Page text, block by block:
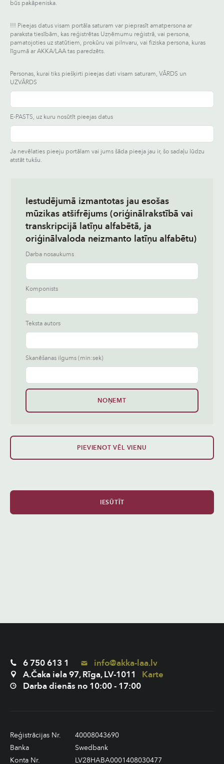
būs pakāpeniska.
!!! Pieejas datus visam portāla saturam var pieprasīt amatpersona ar
paraksta tiesībām, kas reģistrētas Uzņēmumu reģistrā, vai persona,
pamatojoties uz statūtiem, prokūru vai pilnvaru, vai fiziska persona, kuras
līgumā ar AKKA/LAA tas paredzēts.
Personas, kurai tiks piešķirti pieejas dati visam saturam, VĀRDS un
UZVĀRDS
E-PASTS, uz kuru nosūtīt pieejas datus
Ja nevēlaties pieeju portālam vai jums šāda pieeja jau ir, šo sadaļu lūdzu
atstāt tukšu.
Iestudējumā izmantotas jau esošas
mūzikas atšifrējums (oriģinālrakstībā vai
transkripcijā latīņu alfabētā, ja
oriģinālvaloda neizmanto latīņu alfabētu)
Darba nosaukums
Komponists
Teksta autors
Skanēšanas ilgums (min:sek)
NOŅEMT
PIEVIENOT VĒL VIENU
IESŪTĪT
6 750 613 1
info@akka-laa.lv
A.Čaka iela 97, Rīga, LV-1011
Karte
Darba dienās no 10:00 - 17:00
Reģistrācijas Nr.
40008043690
Banka
Swedbank
Konta Nr.
LV28HABA0001408030477